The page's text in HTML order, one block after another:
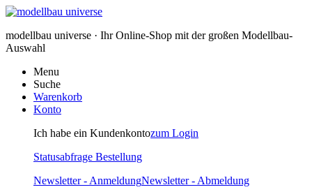
modellbau universe · Ihr Online-Shop mit der großen Modellbau-
Auswahl
Menu
Suche
Warenkorb
Konto
Ich habe ein Kundenkontozum Login
Statusabfrage Bestellung
Newsletter - AnmeldungNewsletter - Abmeldung